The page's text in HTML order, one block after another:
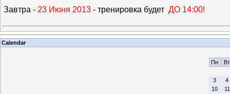
Завтра - 23 Июня 2013 - тренировка будет ДО 14:00!
Calendar
Пн Вт
3
4
10
11